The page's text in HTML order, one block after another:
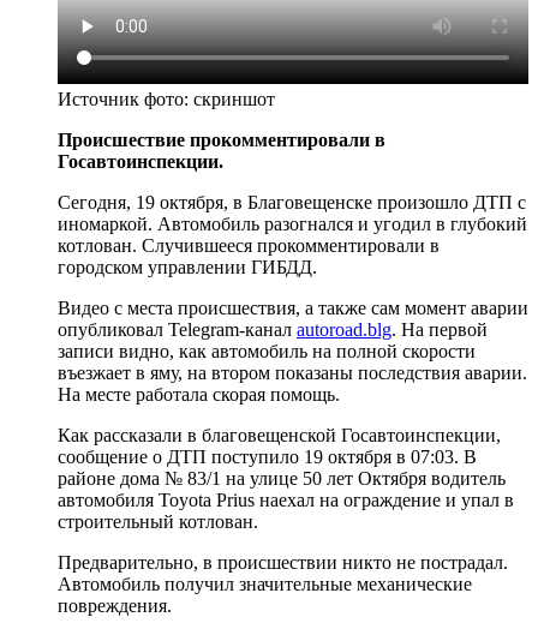
Источник фото: скриншот
Происшествие прокомментировали в
Госавтоинспекции.
Сегодня, 19 октября, в Благовещенске произошло ДТП с
иномаркой. Автомобиль разогнался и угодил в глубокий
котлован. Случившееся прокомментировали в
городском управлении ГИБДД.
Видео с места происшествия, а также сам момент аварии
опубликовал Telegram-канал autoroad.blg. На первой
записи видно, как автомобиль на полной скорости
въезжает в яму, на втором показаны последствия аварии.
На месте работала скорая помощь.
Как рассказали в благовещенской Госавтоинспекции,
сообщение о ДТП поступило 19 октября в 07:03. В
районе дома № 83/1 на улице 50 лет Октября водитель
автомобиля Toyota Prius наехал на ограждение и упал в
строительный котлован.
Предварительно, в происшествии никто не пострадал.
Автомобиль получил значительные механические
повреждения.